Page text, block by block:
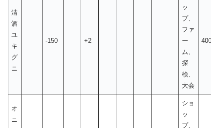
清
酒
ユ
キ
グ
ニ
-150 +2
ッ
プ、
ファ
ー
ム、
探
検、
大会
400
オ
ニ
ショ
ッ
プ、